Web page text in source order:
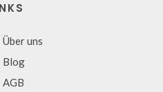
Über uns
Blog
AGB